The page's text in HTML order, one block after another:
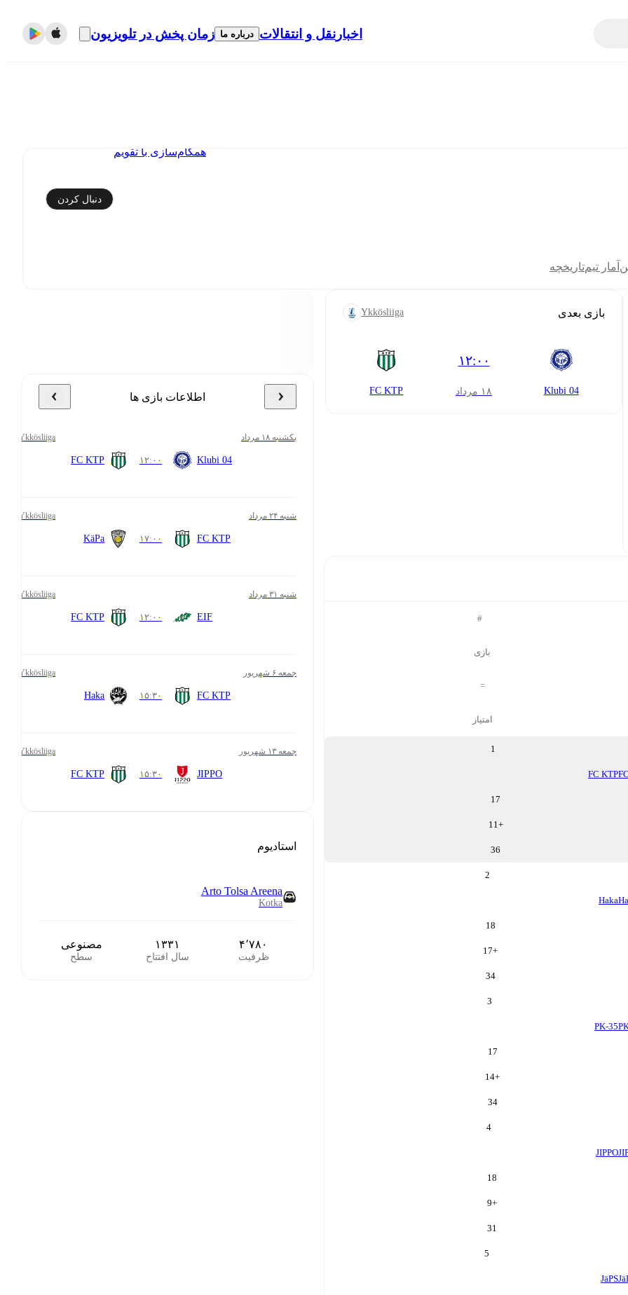
اخبار نقل و انتقالات درباره ما زمان پخش در تلویزیون
همگام‌سازی با تقویم
دنبال کردن
آمار تیمتاریخچه
بازی بعدی Ykkösliiga
Klubi 04
۱۲:۰۰
۱۸ مرداد FC KTP
#
بازی
=
امتیاز
1
FC KTP
17
+
11
36
2
Haka
18
+
17
34
3
PK-35
17
+
14
34
4
JIPPO
18
+
9
31
5
JäPS
اطلاعات بازی ها
یکشنبه ۱۸ مرداد Ykkösliiga
Klubi 04 ۱۲:۰۰ FC KTP
شنبه ۲۴ مرداد Ykkösliiga
FC KTP ۱۷:۰۰ KäPa
شنبه ۳۱ مرداد Ykkösliiga
EIF ۱۲:۰۰ FC KTP
جمعه ۶ شهریور Ykkösliiga
FC KTP ۱۵:۳۰ Haka
جمعه ۱۳ شهریور Ykkösliiga
JIPPO ۱۵:۳۰ FC KTP
استادیوم
Arto Tolsa Areena
Kotka
۴٬۷۸۰
ظرفیت
۱۳۳۱
سال افتتاح
مصنوعی
سطح